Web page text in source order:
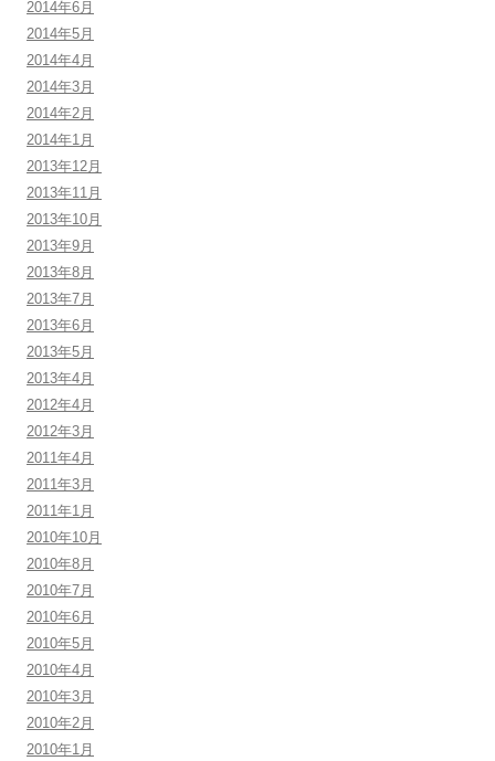
2014年6月
2014年5月
2014年4月
2014年3月
2014年2月
2014年1月
2013年12月
2013年11月
2013年10月
2013年9月
2013年8月
2013年7月
2013年6月
2013年5月
2013年4月
2012年4月
2012年3月
2011年4月
2011年3月
2011年1月
2010年10月
2010年8月
2010年7月
2010年6月
2010年5月
2010年4月
2010年3月
2010年2月
2010年1月